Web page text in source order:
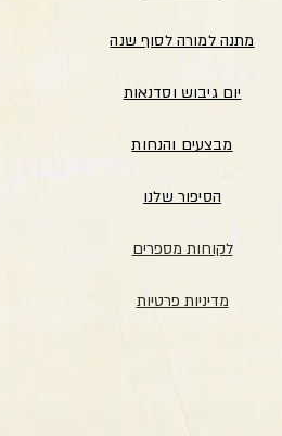
מתנה למורה לסוף שנה
יום גיבוש וסדנאות
מבצעים והנחות
הסיפור שלנו
לקוחות מספרים
מדיניות פרטיות